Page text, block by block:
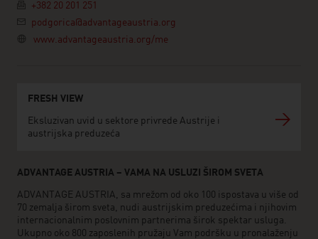
+382 20 201 251
podgorica@advantageaustria.org
www.advantageaustria.org/me
FRESH VIEW
Eksluzivan uvid u sektore privrede Austrije i
austrijska preduzeća
ADVANTAGE AUSTRIA – VAMA NA USLUZI ŠIROM SVETA
ADVANTAGE AUSTRIA, sa mrežom od oko 100 ispostava u više od
70 zemalja širom sveta, nudi austrijskim preduzećima i njihovim
internacionalnim poslovnim partnerima širok spektar usluga.
Ukupno oko 800 zaposlenih pružaju Vam podršku u pronalaženju